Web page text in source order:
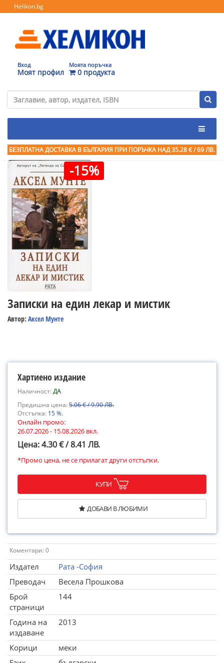
Helikon.bg
Вход
Моят профил
Моята поръчка
0 продукта
БЕЗПЛАТНА ДОСТАВКА В БЪЛГАРИЯ ПРИ ПОРЪЧКА НАД 35.28 € / 69 ЛВ.
-15%
Записки на един лекар и мистик
Автор: Аксел Мунте
Хартиено издание
Наличност:ДА
Предишна цена:5.06 € / 9.90 ЛВ.
Отстъпка: 15 %.
Онлайн промо:
26.07.2026 - 15.08.2026 вкл.
Цена: 4.30 € / 8.41 ЛВ.
*Промо цена, не се прилагат други отстъпки.
КУПИ
ДОБАВИ В ЛЮБИМИ
Коментари: 0
Издател
Рата -София
Преводач
Весела Прошкова
Брой
страници
144
Година на
издаване
2013
Корици
меки